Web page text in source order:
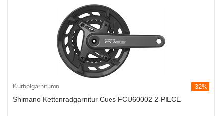
Kurbelgarnituren -32%
Shimano Kettenradgarnitur Cues FCU60002 2-PIECE